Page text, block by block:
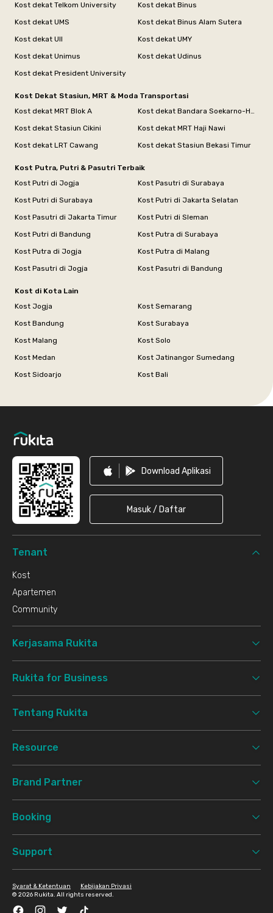
Kost dekat Telkom University
Kost dekat Binus
Kost dekat UMS
Kost dekat Binus Alam Sutera
Kost dekat UII
Kost dekat UMY
Kost dekat Unimus
Kost dekat Udinus
Kost dekat President University
Kost Dekat Stasiun, MRT & Moda Transportasi
Kost dekat MRT Blok A
Kost dekat Bandara Soekarno-Hatta
Kost dekat Stasiun Cikini
Kost dekat MRT Haji Nawi
Kost dekat LRT Cawang
Kost dekat Stasiun Bekasi Timur
Kost Putra, Putri & Pasutri Terbaik
Kost Putri di Jogja
Kost Pasutri di Surabaya
Kost Putri di Surabaya
Kost Putri di Jakarta Selatan
Kost Pasutri di Jakarta Timur
Kost Putri di Sleman
Kost Putri di Bandung
Kost Putra di Surabaya
Kost Putra di Jogja
Kost Putra di Malang
Kost Pasutri di Jogja
Kost Pasutri di Bandung
Kost di Kota Lain
Kost Jogja
Kost Semarang
Kost Bandung
Kost Surabaya
Kost Malang
Kost Solo
Kost Medan
Kost Jatinangor Sumedang
Kost Sidoarjo
Kost Bali
Download Aplikasi
Masuk / Daftar
Tenant
Kost
Apartemen
Community
Kerjasama Rukita
Rukita for Business
Tentang Rukita
Resource
Brand Partner
Booking
Support
© 2026 Rukita. All rights reserved.
Syarat & Ketentuan Kebijakan Privasi
FacebookInstagramTwitter TikTok